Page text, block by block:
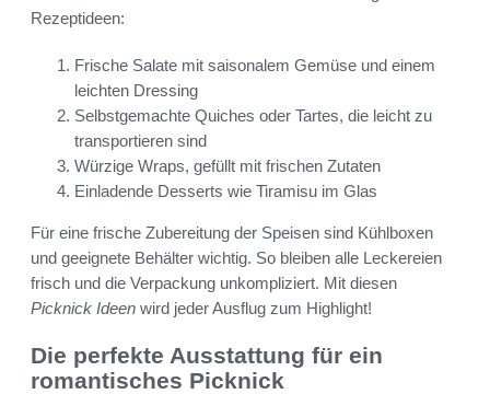
Rezeptideen:
Frische Salate mit saisonalem Gemüse und einem
leichten Dressing
Selbstgemachte Quiches oder Tartes, die leicht zu
transportieren sind
Würzige Wraps, gefüllt mit frischen Zutaten
Einladende Desserts wie Tiramisu im Glas
Für eine frische Zubereitung der Speisen sind Kühlboxen
und geeignete Behälter wichtig. So bleiben alle Leckereien
frisch und die Verpackung unkompliziert. Mit diesen
Picknick Ideen wird jeder Ausflug zum Highlight!
Die perfekte Ausstattung für ein
romantisches Picknick